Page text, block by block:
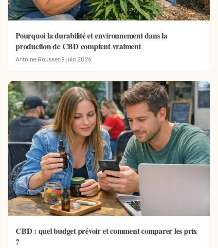
Pourquoi la durabilité et environnement dans la
production de CBD comptent vraiment
Antoine Rousset·9 juin 2026
CBD : quel budget prévoir et comment comparer les prix
?